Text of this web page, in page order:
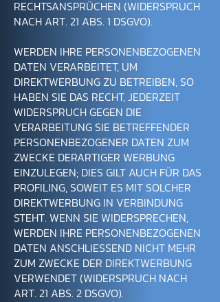
RECHTSANSPRÜCHEN (WIDERSPRUCH
NACH ART. 21 ABS. 1 DSGVO).
WERDEN IHRE PERSONENBEZOGENEN
DATEN VERARBEITET, UM
DIREKTWERBUNG ZU BETREIBEN, SO
HABEN SIE DAS RECHT, JEDERZEIT
WIDERSPRUCH GEGEN DIE
VERARBEITUNG SIE BETREFFENDER
PERSONENBEZOGENER DATEN ZUM
ZWECKE DERARTIGER WERBUNG
EINZULEGEN; DIES GILT AUCH FÜR DAS
PROFILING, SOWEIT ES MIT SOLCHER
DIREKTWERBUNG IN VERBINDUNG
STEHT. WENN SIE WIDERSPRECHEN,
WERDEN IHRE PERSONENBEZOGENEN
DATEN ANSCHLIESSEND NICHT MEHR
ZUM ZWECKE DER DIREKTWERBUNG
VERWENDET (WIDERSPRUCH NACH
ART. 21 ABS. 2 DSGVO).